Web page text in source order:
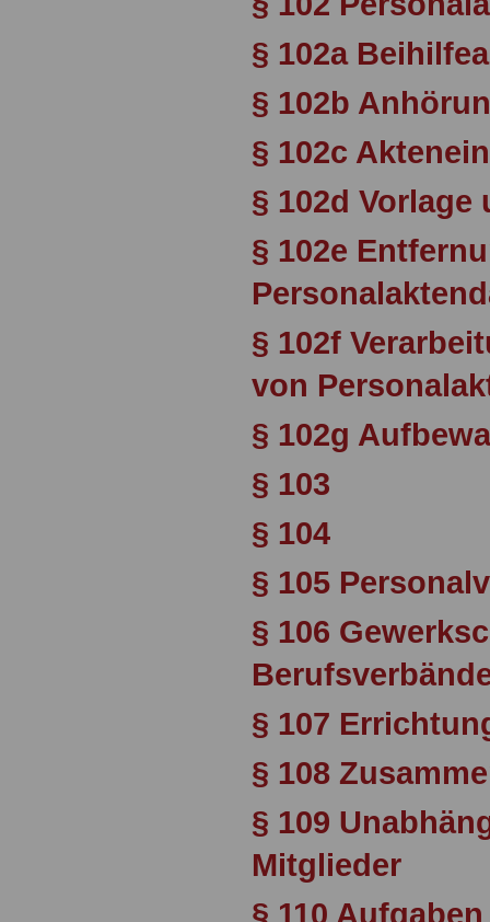
§ 102a
§ 102b
§ 102c
§ 102d
§ 102e
§ 102f
von
§ 102g
§ 103
§ 104
§ 105
§ 106
§ 107
§ 108
§ 109
Mitglieder
§ 110 Aufgaben